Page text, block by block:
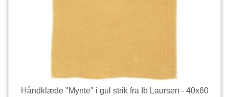
Håndklæde "Mynte" i gul strik fra Ib Laursen - 40x60